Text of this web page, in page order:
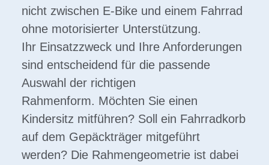
nicht zwischen E-Bike und einem Fahrrad
ohne motorisierter Unterstützung.
Ihr Einsatzzweck und Ihre Anforderungen
sind entscheidend für die passende
Auswahl der richtigen
Rahmenform. Möchten Sie einen
Kindersitz mitführen? Soll ein Fahrradkorb
auf dem Gepäckträger mitgeführt
werden? Die Rahmengeometrie ist dabei